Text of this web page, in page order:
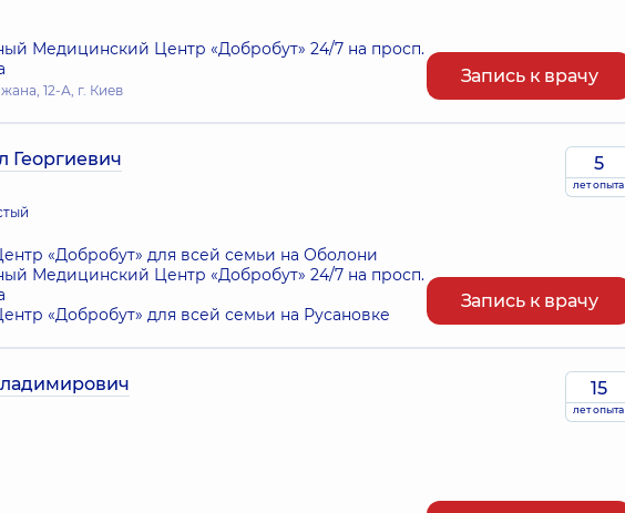
Медицинский Центр «Добробут» 24/7 на просп.
12-А, г. Киев
Запись к врачу
Георгиевич
«Добробут» для всей семьи на Оболони
Медицинский Центр «Добробут» 24/7 на просп.
«Добробут» для всей семьи на Русановке
5
лет опыта
Запись к врачу
15
лет опыта